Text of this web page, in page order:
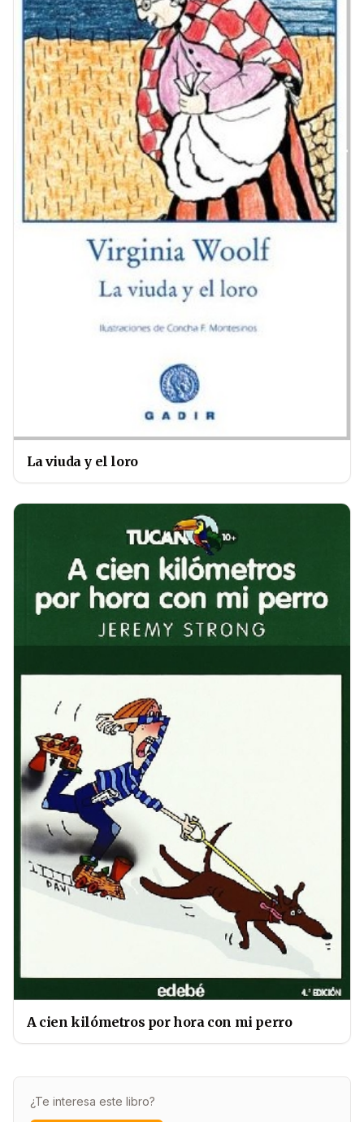
La viuda y el loro
A cien kilómetros por hora con mi perro
¿Te interesa este libro?